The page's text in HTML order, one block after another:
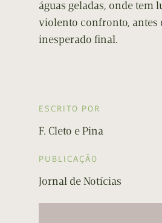
águas geladas, onde tem
violento confronto, antes
inesperado final.
ESCRITO POR
F. Cleto e Pina
PUBLICAÇÃO
Jornal de Notícias